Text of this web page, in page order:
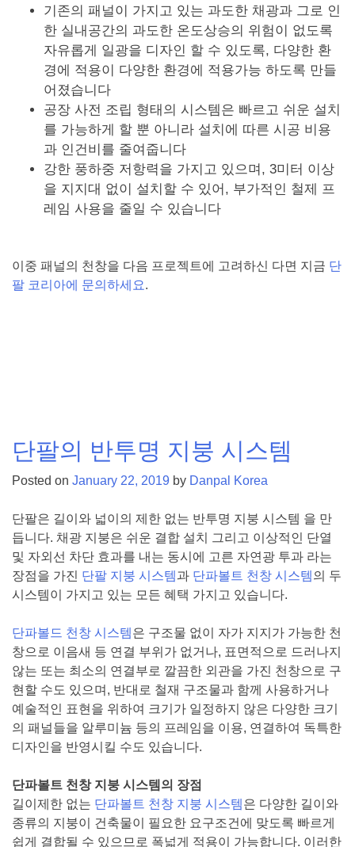
기존의 패널이 가지고 있는 과도한 채광과 그로 인
한 실내공간의 과도한 온도상승의 위험이 없도록
자유롭게 일광을 디자인 할 수 있도록, 다양한 환
경에 적용이 다양한 환경에 적용가능 하도록 만들
어졌습니다
공장 사전 조립 형태의 시스템은 빠르고 쉬운 설치
를 가능하게 할 뿐 아니라 설치에 따른 시공 비용
과 인건비를 줄여줍니다
강한 풍하중 저항력을 가지고 있으며, 3미터 이상
을 지지대 없이 설치할 수 있어, 부가적인 철제 프
레임 사용을 줄일 수 있습니다
이중 패널의 천창을 다음 프로젝트에 고려하신 다면 지금 단
팔 코리아에 문의하세요.
단팔의 반투명 지붕 시스템
Posted on January 22, 2019 by Danpal Korea
단팔은 길이와 넓이의 제한 없는 반투명 지붕 시스템 을 만
듭니다. 채광 지붕은 쉬운 결합 설치 그리고 이상적인 단열
및 자외선 차단 효과를 내는 동시에 고른 자연광 투과 라는
장점을 가진 단팔 지붕 시스템과 단파볼트 천창 시스템의 두
시스템이 가지고 있는 모든 혜택 가지고 있습니다.
단파볼드 천창 시스템은 구조물 없이 자가 지지가 가능한 천
창으로 이음새 등 연결 부위가 없거나, 표면적으로 드러나지
않는 또는 최소의 연결부로 깔끔한 외관을 가진 천창으로 구
현할 수도 있으며, 반대로 철재 구조물과 함께 사용하거나
예술적인 표현을 위하여 크기가 일정하지 않은 다양한 크기
의 패널들을 알루미늄 등의 프레임을 이용, 연결하여 독특한
디자인을 반영시킬 수도 있습니다.
단파볼트 천창 지붕 시스템의 장점
길이제한 없는 단파볼트 천창 지붕 시스템은 다양한 길이와
종류의 지붕이 건축물이 필요한 요구조건에 맞도록 빠르게
쉽게 결합될 수 있으므로 폭넓게 적용이 가능합니다. 이러한